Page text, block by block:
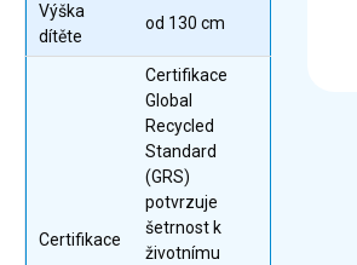
Výška
dítěte
od 130 cm
Certifikace
Certifikace
Global
Recycled
Standard
(GRS)
potvrzuje
šetrnost k
životnímu